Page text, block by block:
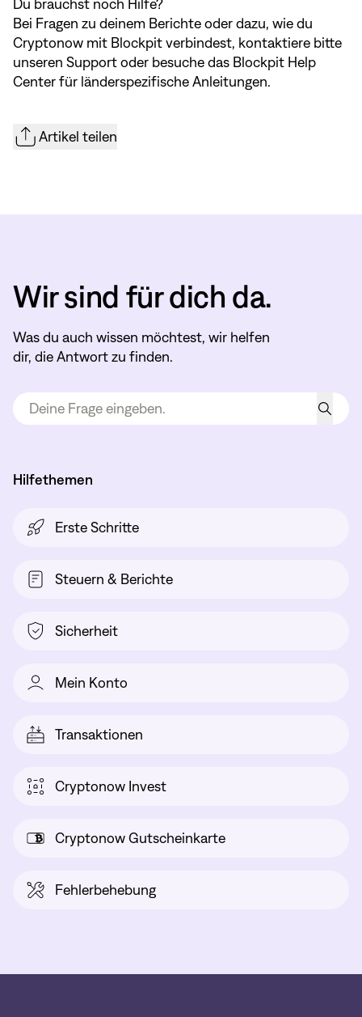
Du brauchst noch Hilfe?
Bei Fragen zu deinem Berichte oder dazu, wie du
Cryptonow mit Blockpit verbindest, kontaktiere bitte
unseren Support oder besuche das Blockpit Help
Center für länderspezifische Anleitungen.
Artikel teilen
Wir sind für dich da.
Was du auch wissen möchtest, wir helfen
dir, die Antwort zu finden.
Hilfethemen
Erste Schritte
Steuern & Berichte
Sicherheit
Mein Konto
Transaktionen
Cryptonow Invest
Cryptonow Gutscheinkarte
Fehlerbehebung